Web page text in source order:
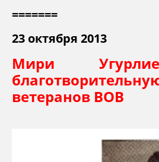
=======
23 октября 2013
Мири
ветеранов ВОВ